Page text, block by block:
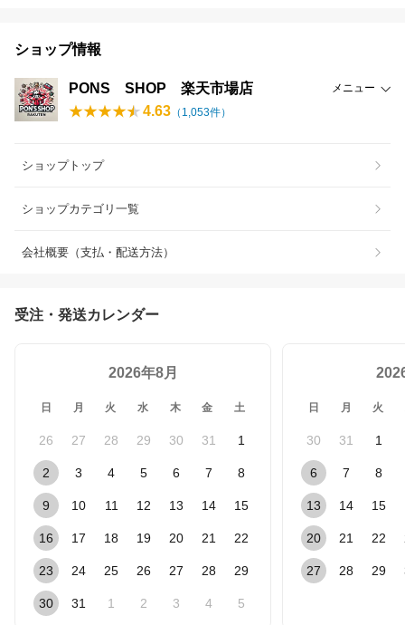
ショップ情報
PONS SHOP 楽天市場店 メニュー
4.63 （ 1,053件）
ショップトップ
ショップカテゴリ一覧
会社概要（支払・配送方法）
受注・発送カレンダー
2026年8月
日 月 火 水 木 金 土
26 27 28 29 30 31 1
2 3 4 5 6 7 8
9 10 11 12 13 14 15
16 17 18 19 20 21 22
23 24 25 26 27 28 29
30 31 1 2 3 4 5
日 月 火
30 31 1
6 7 8
13 14 15
20 21 22
27 28 29